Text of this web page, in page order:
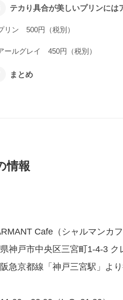
テカり具合が美しいプリンには
リン 500円（税別）
ールグレイ 450円（税別）
まとめ
情報
Cafe（シャルマンカ
神戸市中央区三宮町1-4-3 ク
阪急京都線「神戸三宮駅」よ